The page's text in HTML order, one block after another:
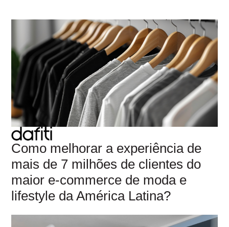
Como melhorar a experiência de
mais de 7 milhões de clientes do
maior e-commerce de moda e
lifestyle da América Latina?